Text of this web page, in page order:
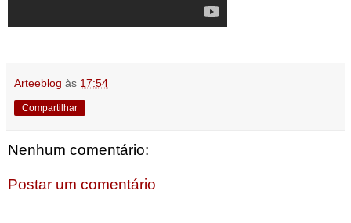
Arteeblog às 17:54
Compartilhar
Nenhum comentário:
Postar um comentário